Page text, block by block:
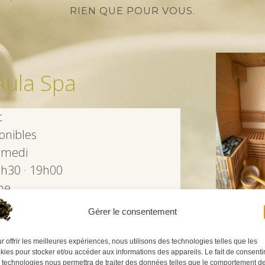
Gérer le consentement
offrir les meilleures expériences, nous utilisons des technologies telles que les
pour stocker et/ou accéder aux informations des appareils. Le fait de
technologies nous permettra de traiter des données telles que le comportement de
RIEN QUE POUR VOUS.
Spa
· 19h00
respecter les créneaux